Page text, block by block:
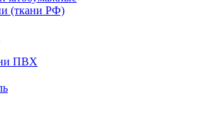
(ткани РФ)
ПВХ